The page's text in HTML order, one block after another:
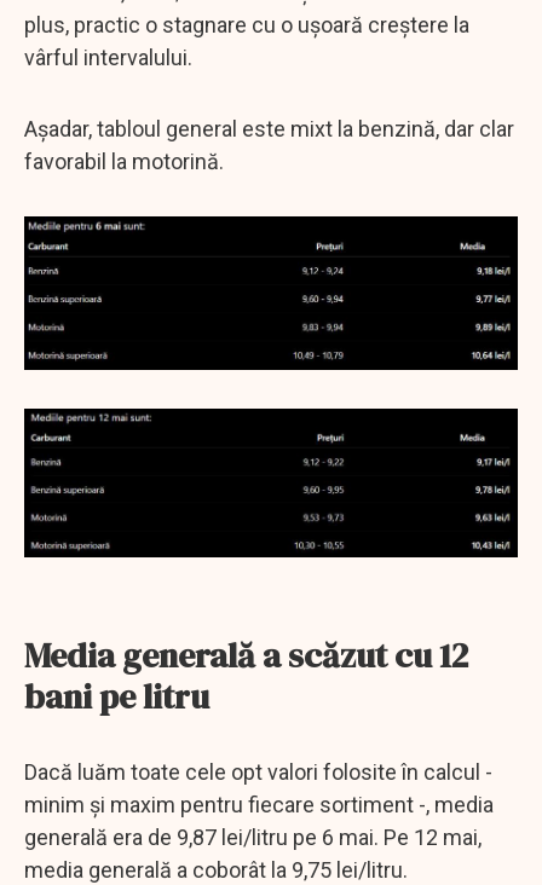
plus, practic o stagnare cu o ușoară creștere la
vârful intervalului.
Așadar, tabloul general este mixt la benzină, dar clar
favorabil la motorină.
Media generală a scăzut cu 12
bani pe litru
Dacă luăm toate cele opt valori folosite în calcul -
minim și maxim pentru fiecare sortiment -, media
generală era de 9,87 lei/litru pe 6 mai. Pe 12 mai,
media generală a coborât la 9,75 lei/litru.